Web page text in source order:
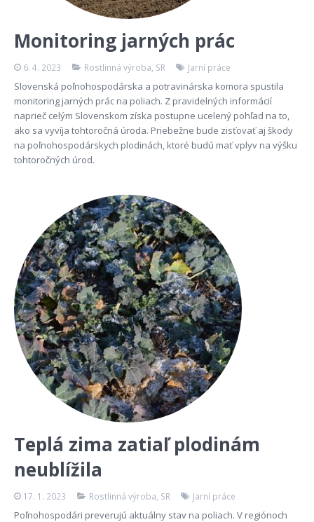
Monitoring jarných prác
6. 4. 2023 Rostlinná výroba SR Jarní práce
Slovenská poľnohospodárska a potravinárska komora spustila
monitoring jarných prác na poliach. Z pravidelných informácií
naprieč celým Slovenskom získa postupne ucelený pohľad na to,
ako sa vyvíja tohtoročná úroda. Priebežne bude zisťovať aj škody
na poľnohospodárskych plodinách, ktoré budú mať vplyv na výšku
tohtoročných úrod.
Teplá zima zatiaľ plodinám
neublížila
17. 1. 2023 Rostlinná výroba SR Jarní práce
Poľnohospodári preverujú aktuálny stav na poliach. V regiónoch